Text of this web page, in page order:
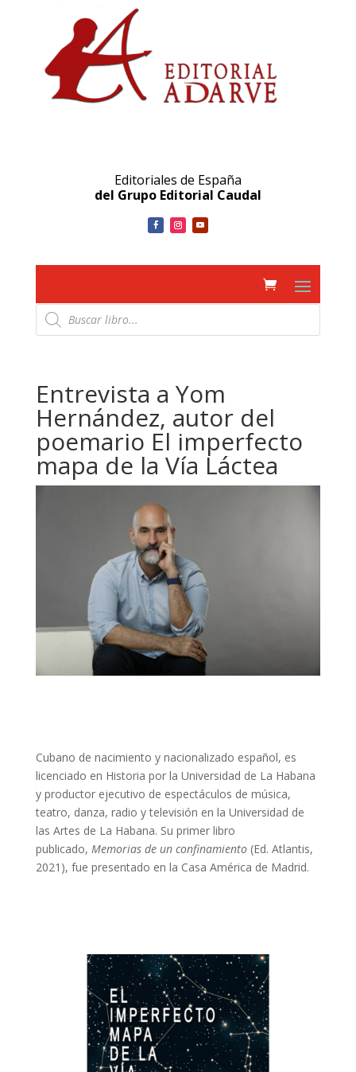
Editoriales de España
del Grupo Editorial Caudal
Búsqueda
de
productos
Entrevista a Yom
Hernández, autor del
poemario El imperfecto
mapa de la Vía Láctea
Cubano de nacimiento y nacionalizado español, es
licenciado en Historia por la Universidad de La Habana
y productor ejecutivo de espectáculos de música,
teatro, danza, radio y televisión en la Universidad de
las Artes de La Habana. Su primer libro
publicado, Memorias de un confinamiento(Ed. Atlantis,
2021), fue presentado en la Casa América de Madrid.